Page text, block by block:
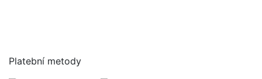
Platební metody